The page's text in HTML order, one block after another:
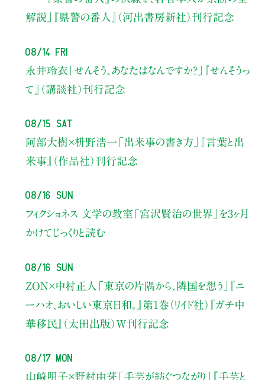
解説」
『県警の番人』（河出書房新社）刊行記念
08/14 Fri
永井玲衣 「せんそう、あなたはなんですか？」
『せんそうっ
て』（講談社）刊行記念
08/15 Sat
阿部大樹×枡野浩一 「出来事の書き方」
『言葉と出
来事』（作品社）刊行記念
08/16 Sun
フィクショネス 文学の教室 「宮沢賢治の世界」を3ヶ月
かけてじっくりと読む
08/16 Sun
ZON×中村正人 「東京の片隅から、隣国を想う」
『ニ
ーハオ、おいしい東京日和。』第1巻（リイド社） 『ガチ中
華移民』（太田出版）W刊行記念
08/17 Mon
山崎明子×野村由芽 「手芸が紡ぐつながり」
『手芸と